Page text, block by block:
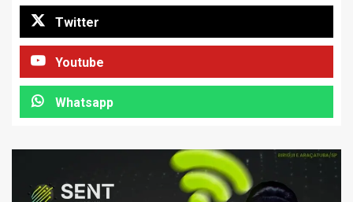
Twitter
Youtube
Whatsapp